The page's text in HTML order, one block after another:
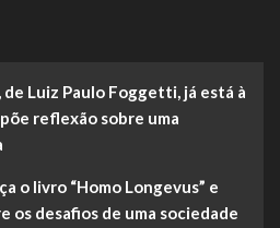
de Luiz Paulo Foggetti, já está à
reflexão sobre uma
o livro “Homo Longevus” e
os desafios de uma sociedade